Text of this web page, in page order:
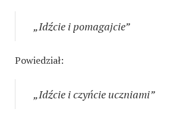
„Idźcie i pomagajcie”
Powiedział:
„Idźcie i czyńcie uczniami”